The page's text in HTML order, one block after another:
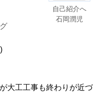
自己紹介へ
石岡潤児
大工工事も終わりが近づ